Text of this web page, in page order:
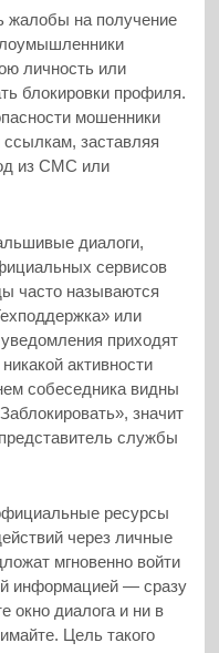
жалобы на получение
личность или
блокировки профиля.
мошенники
заставляя
из СМС или
диалоги,
сервисов
часто называются
или
приходят
активности
собеседника видны
значит
службы
ресурсы
через личные
мгновенно войти
информацией — сразу
окно диалога и ни в
Цель такого